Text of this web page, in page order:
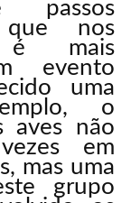
passos
que nos
é mais
evento
uma
o
aves não
em
mas uma
grupo